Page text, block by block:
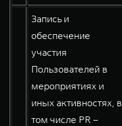
WEY 80
от 6 449 000 ₽
Запись и
обеспечение
участия
Пользователей в
мероприятиях и
иных активностях, в
том числе PR –